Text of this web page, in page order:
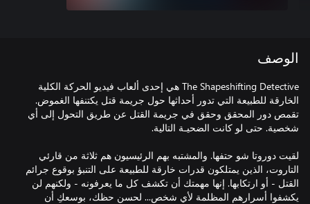
الوصف
The Shapeshifting Detective هي إحدى ألعاب فيديو الحركة الكلية
الخارقة للطبيعة التي تدور أحداثها حول جريمة قتل يكتنفها الغموض.
تقمص دور المحقق وحقق في جريمة القتل عن طريق التحول إلى أي
لقيت دوروتا شو حتفها. والمشتبه بهم الرئيسيون هم ثلاثة من قارئي
التاروت، الذين يمتلكون قدرات خارقة للطبيعة على التنبؤ بوقوع جرائم
القتل - أو ارتكابها. إنها مهمتك أن تكشف كل ما يعرفونه - ولكنهم لن
يكشفوا أسرارهم المظلمة لأي شخص... لحسن حظك، بوسعكِ أن